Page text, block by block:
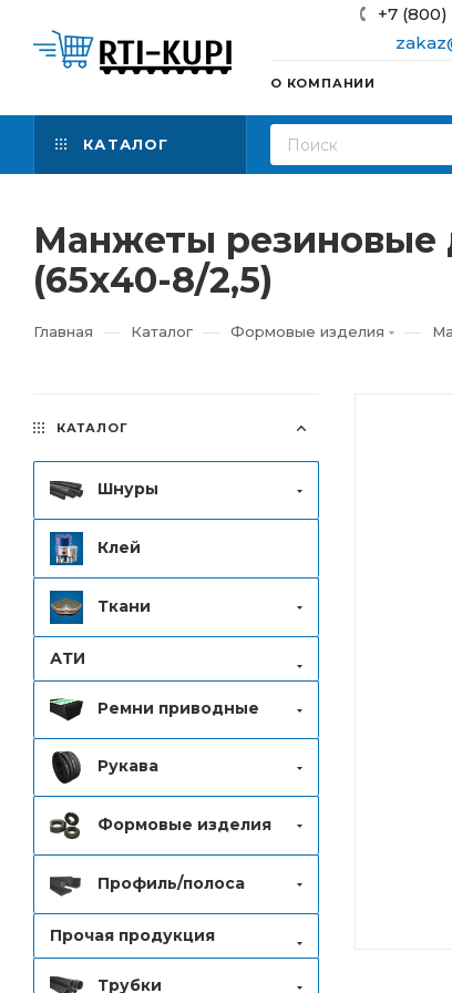
+7
О КОМПАНИИ
КАТАЛОГ
Манжеты резиновые
(65х40-8/2,5)
Главная — Каталог — Формовые изделия —
КАТАЛОГ
Шнуры
Клей
Ткани
АТИ
Ремни приводные
Рукава
Формовые изделия
Профиль/полоса
Прочая продукция
Трубки